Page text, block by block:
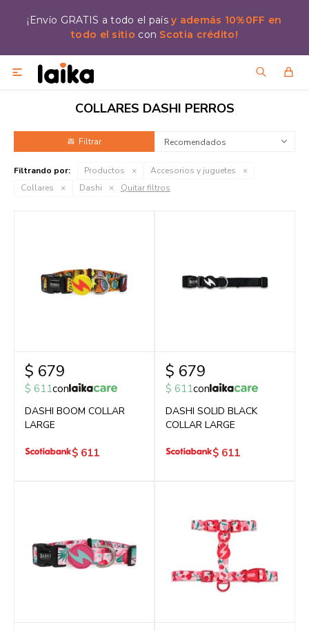
¡Envío GRATIS a todo el paísy además 10%0FF en
todo el sitio con Scotia crédito!

COLLARES DASHI PERROS
Recomendados
Filtrando por: Productos
Accesorios y juguetes
Collares
Dashi Quitar filtros
$ 679
$ 611con
DASHI BOOM COLLAR
LARGE
$ 611
$ 679
$ 611con
DASHI SOLID BLACK
COLLAR LARGE
$ 611